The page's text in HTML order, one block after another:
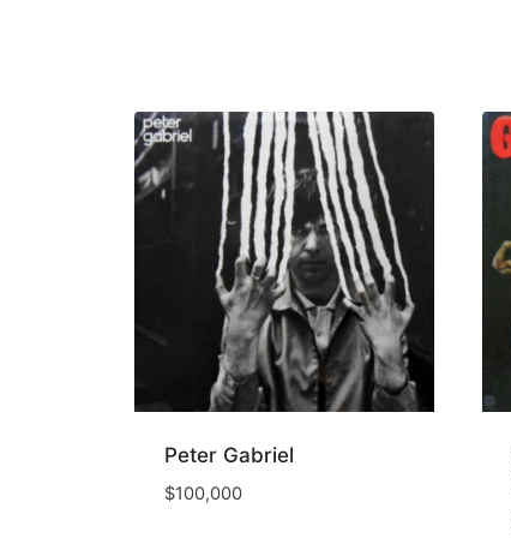
Peter Gabriel
$100,000